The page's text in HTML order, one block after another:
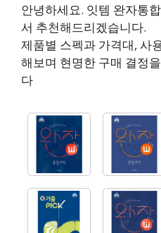
안녕하세요. 잇템 완자통
서 추천해드리겠습니다.
제품별 스펙과 가격대, 사
해보며 현명한 구매 결정
다